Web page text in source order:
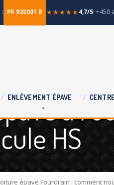
: PR 920001 B ★★★★★4,7/5· +450
ENLÈVEMENT ÉPAVE
à
HS
épave Fourdrain : comment